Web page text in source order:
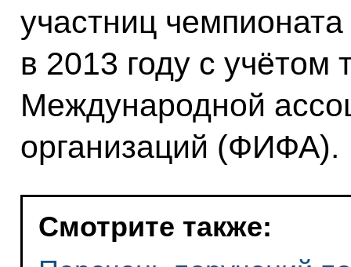
участниц
в 2013 году с учётом
Международной
организаций (ФИФА).
Смотрите также: